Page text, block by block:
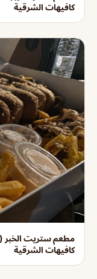
كافيهات الشرقية
مطعم ستريت الخبر (
كافيهات الشرقية